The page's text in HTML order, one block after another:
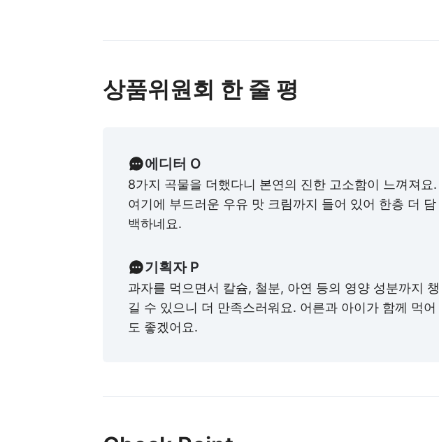
상품위원회 한 줄 평
에디터 O
8가지 곡물을 더했다니 본연의 진한 고소함이 느껴져요.
여기에 부드러운 우유 맛 크림까지 들어 있어 한층 더 담
백하네요.
기획자 P
과자를 먹으면서 칼슘, 철분, 아연 등의 영양 성분까지 챙
길 수 있으니 더 만족스러워요. 어른과 아이가 함께 먹어
도 좋겠어요.